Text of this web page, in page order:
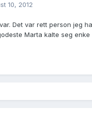
10, 2012
Det var rett person jeg
Marta kalte seg enke